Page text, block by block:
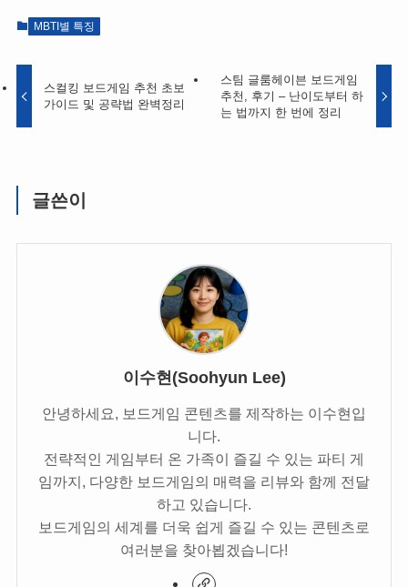
MBTI별 특징
스컬킹 보드게임 추천 초보
가이드 및 공략법 완벽정리
스팀 글룸헤이븐 보드게임
추천, 후기 – 난이도부터 하
는 법까지 한 번에 정리
글쓴이
이수현(Soohyun Lee)
안녕하세요, 보드게임 콘텐츠를 제작하는 이수현입
니다.
전략적인 게임부터 온 가족이 즐길 수 있는 파티 게
임까지, 다양한 보드게임의 매력을 리뷰와 함께 전달
하고 있습니다.
보드게임의 세계를 더욱 쉽게 즐길 수 있는 콘텐츠로
여러분을 찾아뵙겠습니다!